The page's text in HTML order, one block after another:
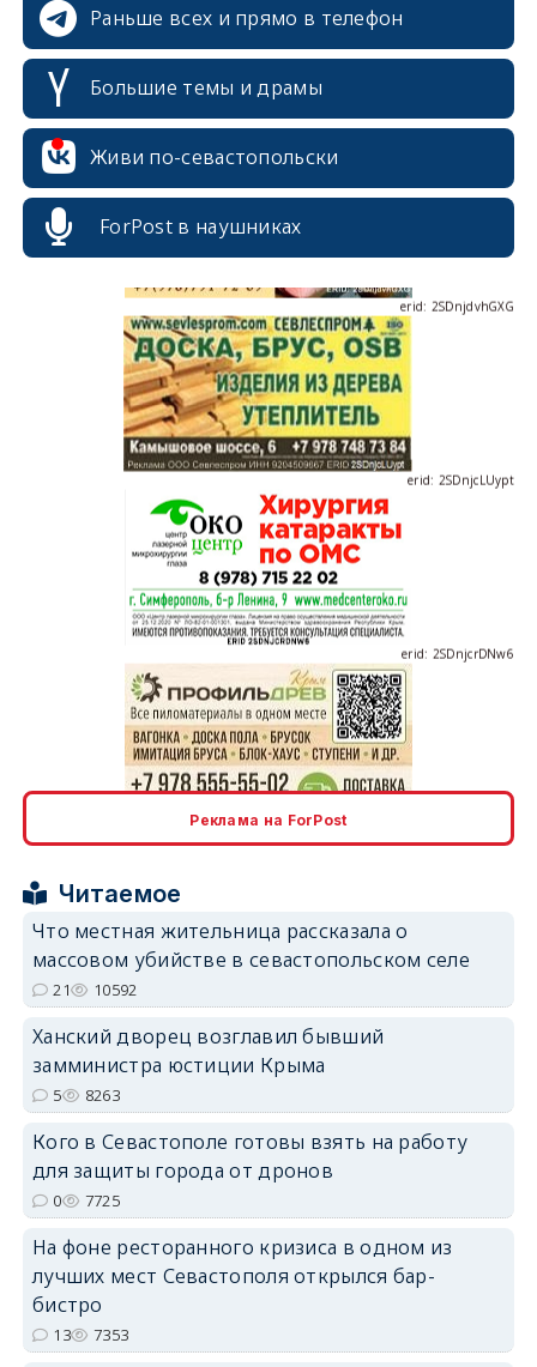
Раньше всех и прямо в телефон
Большие темы и драмы
Живи по-севастопольски
ForPost в наушниках
erid: 2SDnjcrDNw6
erid: 2SDnjdPjgYS
Реклама на ForPost
Читаемое
Что местная жительница рассказала о
массовом убийстве в севастопольском селе
21 10592
Ханский дворец возглавил бывший
замминистра юстиции Крыма
5 8263
Кого в Севастополе готовы взять на работу
для защиты города от дронов
0 7725
На фоне ресторанного кризиса в одном из
лучших мест Севастополя открылся бар-
бистро
13 7353